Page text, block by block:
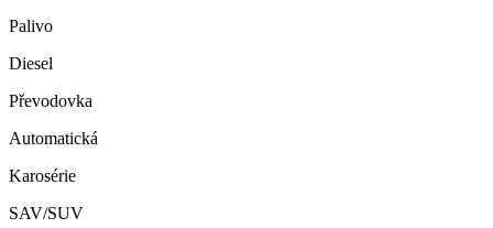
Palivo
Diesel
Převodovka
Automatická
Karosérie
SAV/SUV